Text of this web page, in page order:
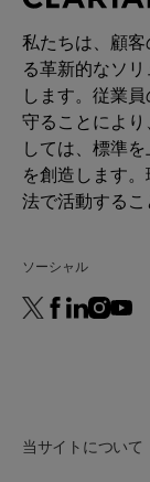
私たちは、顧
る革新的なソ
します。従業
守ることによ
しては、標準
を創造します
法で活動するこ
ソーシャル
当サイトについて